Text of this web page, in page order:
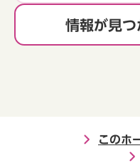
情報が見
このホ